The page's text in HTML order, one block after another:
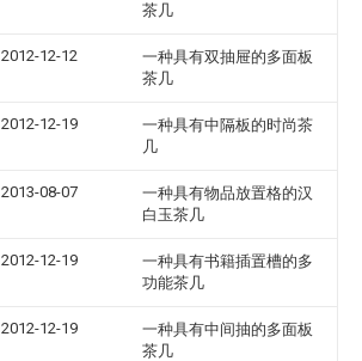
茶几
2012-12-12
一种具有双抽屉的多面板
茶几
2012-12-19
一种具有中隔板的时尚茶
几
2013-08-07
一种具有物品放置格的汉
白玉茶几
2012-12-19
一种具有书籍插置槽的多
功能茶几
2012-12-19
一种具有中间抽的多面板
茶几